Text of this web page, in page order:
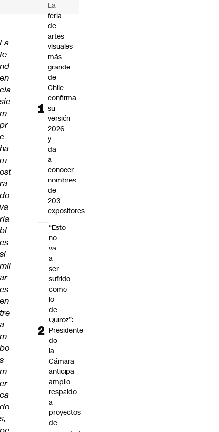
La
te
nd
en
cia
sie
m
pr
e
ha
m
ost
ra
do
va
ria
bl
es
si
mil
ar
es
en
tre
a
m
bo
s
m
er
ca
do
s,
La
feria
de
artes
visuales
más
grande
de
Chile
confirma
su
versión
2026
y
da
a
conocer
nombres
de
203
expositores
“Esto
no
va
a
ser
sufrido
como
lo
de
Quiroz”:
Presidente
de
la
Cámara
anticipa
amplio
respaldo
a
proyectos
de